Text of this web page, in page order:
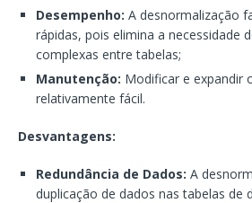
Desempenho: A desnormalização
rápidas, pois elimina a necessidade
complexas entre tabelas;
Manutenção: Modificar e expandir
relativamente fácil.
Desvantagens:
Redundância de Dados: A
duplicação de dados nas tabelas de